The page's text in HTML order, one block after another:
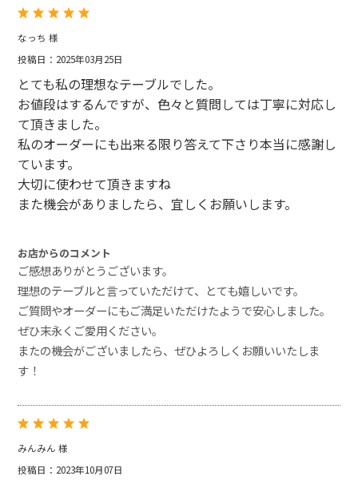
なっち 様
投稿日：2025年03月25日
とても私の理想なテーブルでした。
お値段はするんですが、色々と質問しては丁寧に対応し
て頂きました。
私のオーダーにも出来る限り答えて下さり本当に感謝し
ています。
大切に使わせて頂きますね
また機会がありましたら、宜しくお願いします。
お店からのコメント
ご感想ありがとうございます。
理想のテーブルと言っていただけて、とても嬉しいです。
ご質問やオーダーにもご満足いただけたようで安心しました。
ぜひ末永くご愛用ください。
またの機会がございましたら、ぜひよろしくお願いいたしま
す！
みんみん 様
投稿日：2023年10月07日